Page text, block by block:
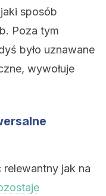
sposób
Poza tym
było uznawane
wywołuje
jak na